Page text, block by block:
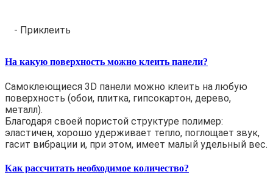
- Приклеить
На какую поверхность можно клеить панели?
Самоклеющиеся 3D панели можно клеить на любую
поверхность (обои, плитка, гипсокартон, дерево,
металл).
Благодаря своей пористой структуре полимер:
эластичен, хорошо удерживает тепло, поглощает звук,
гасит вибрации и, при этом, имеет малый удельный вес.
Как рассчитать необходимое количество?